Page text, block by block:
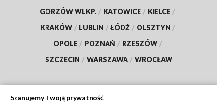
GORZÓW WLKP. / KATOWICE / KIELCE /
KRAKÓW / LUBLIN / ŁÓDŹ / OLSZTYN /
OPOLE / POZNAŃ / RZESZÓW /
SZCZECIN / WARSZAWA / WROCŁAW
Szanujemy Twoją prywatność